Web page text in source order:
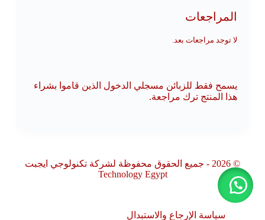
المراجعات
لا توجد مراجعات بعد.
يسمح فقط للزبائن مسجلي الدخول الذين قاموا بشراء
هذا المنتج ترك مراجعة.
© 2026 - جميع الحقوق محفوظة لشركة تكنولوجي ايجبت
Technology Egypt
سياسة الإرجاع والاستبدال